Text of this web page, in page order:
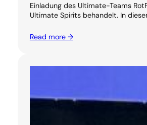
Einladung des Ultimate-Teams
Ultimate Spirits behandelt. In
Read more →